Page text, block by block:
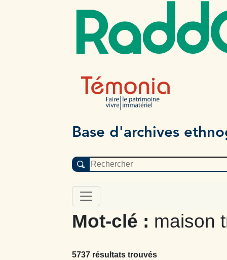
Base d'archives
Mot-clé : maison
5737 résultats trouvés